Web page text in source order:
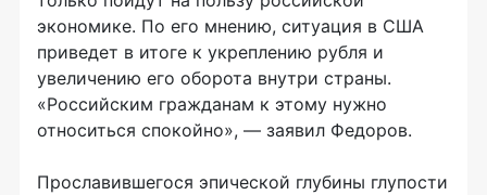
экономике. По его мнению, ситуация в США
приведет в итоге к укреплению рубля и
увеличению его оборота внутри страны.
«Российским гражданам к этому нужно
относиться спокойно», — заявил Федоров.
Прославившегося эпической глубины глупости